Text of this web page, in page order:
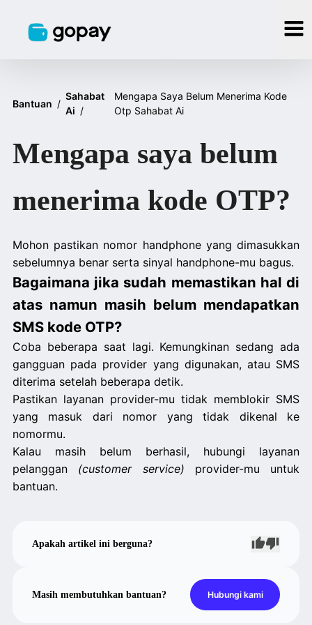
Bantuan /
Sahabat
Ai /
Mengapa Saya Belum Menerima Kode
Otp Sahabat Ai
Mengapa saya belum
menerima kode OTP?
Mohon pastikan nomor handphone yang dimasukkan
sebelumnya benar serta sinyal handphone-mu bagus.
Bagaimana jika sudah memastikan hal di
atas namun masih belum mendapatkan
SMS kode OTP?
Coba beberapa saat lagi. Kemungkinan sedang ada
gangguan pada provider yang digunakan, atau SMS
diterima setelah beberapa detik.
Pastikan layanan provider-mu tidak memblokir SMS
yang masuk dari nomor yang tidak dikenal ke
nomormu.
Kalau masih belum berhasil, hubungi layanan
pelanggan(customer service) provider-mu untuk
bantuan.
Apakah artikel ini berguna?
Masih membutuhkan bantuan? Hubungi kami